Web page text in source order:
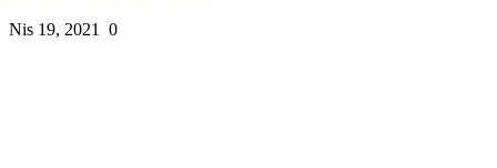
Nis 19, 2021 0